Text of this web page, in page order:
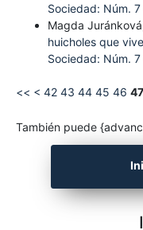
Sociedad: Núm.
Magda
huicholes que
Sociedad: Núm.
<< < 42 43 44 45 46 47
También puede